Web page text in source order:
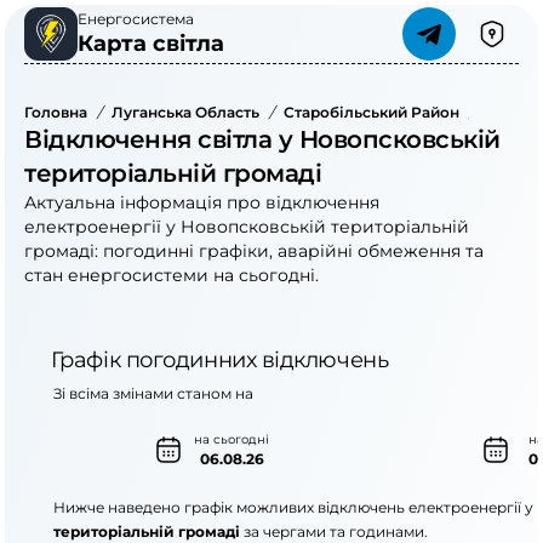
Енергосистема
Карта світла
Головна / Луганська Область / Старобільський Район
Відключення світла у Новопсковській
територіальній громаді
Актуальна інформація про відключення
електроенергії у Новопсковській територіальній
громаді: погодинні графіки, аварійні обмеження та
стан енергосистеми на сьогодні.
Графік погодинних відключень
на сьогодні
06.08.26
Зі всіма змінами станом на
Нижче наведено графік можливих відключень електроенергії у
територіальній громаді за чергами та годинами.